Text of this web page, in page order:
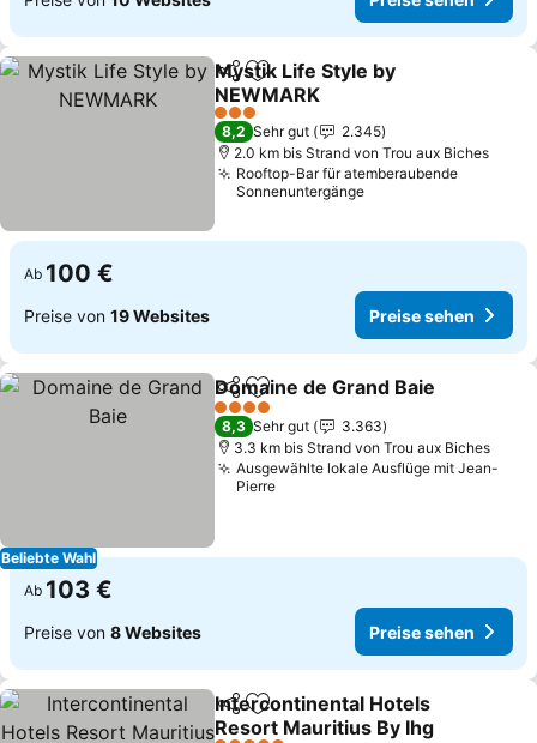
TeilenZu Favoriten hinzufügen
Mystik Life Style by
NEWMARK
3 Sterne
8,2 Sehr gut
2.345
2.0 km bis Strand von Trou aux Biches
Rooftop-Bar für atemberaubende
Sonnenuntergänge
Ab 100 €
Preise von 19 Websites Preise sehen
Beliebte Wahl
TeilenZu Favoriten hinzufügen
Domaine de Grand Baie
4 Sterne
8,3 Sehr gut
3.363
3.3 km bis Strand von Trou aux Biches
Ausgewählte lokale Ausflüge mit Jean-
Pierre
Ab 103 €
Preise von 8 Websites Preise sehen
TeilenZu Favoriten hinzufügen
Intercontinental Hotels
Resort Mauritius By Ihg